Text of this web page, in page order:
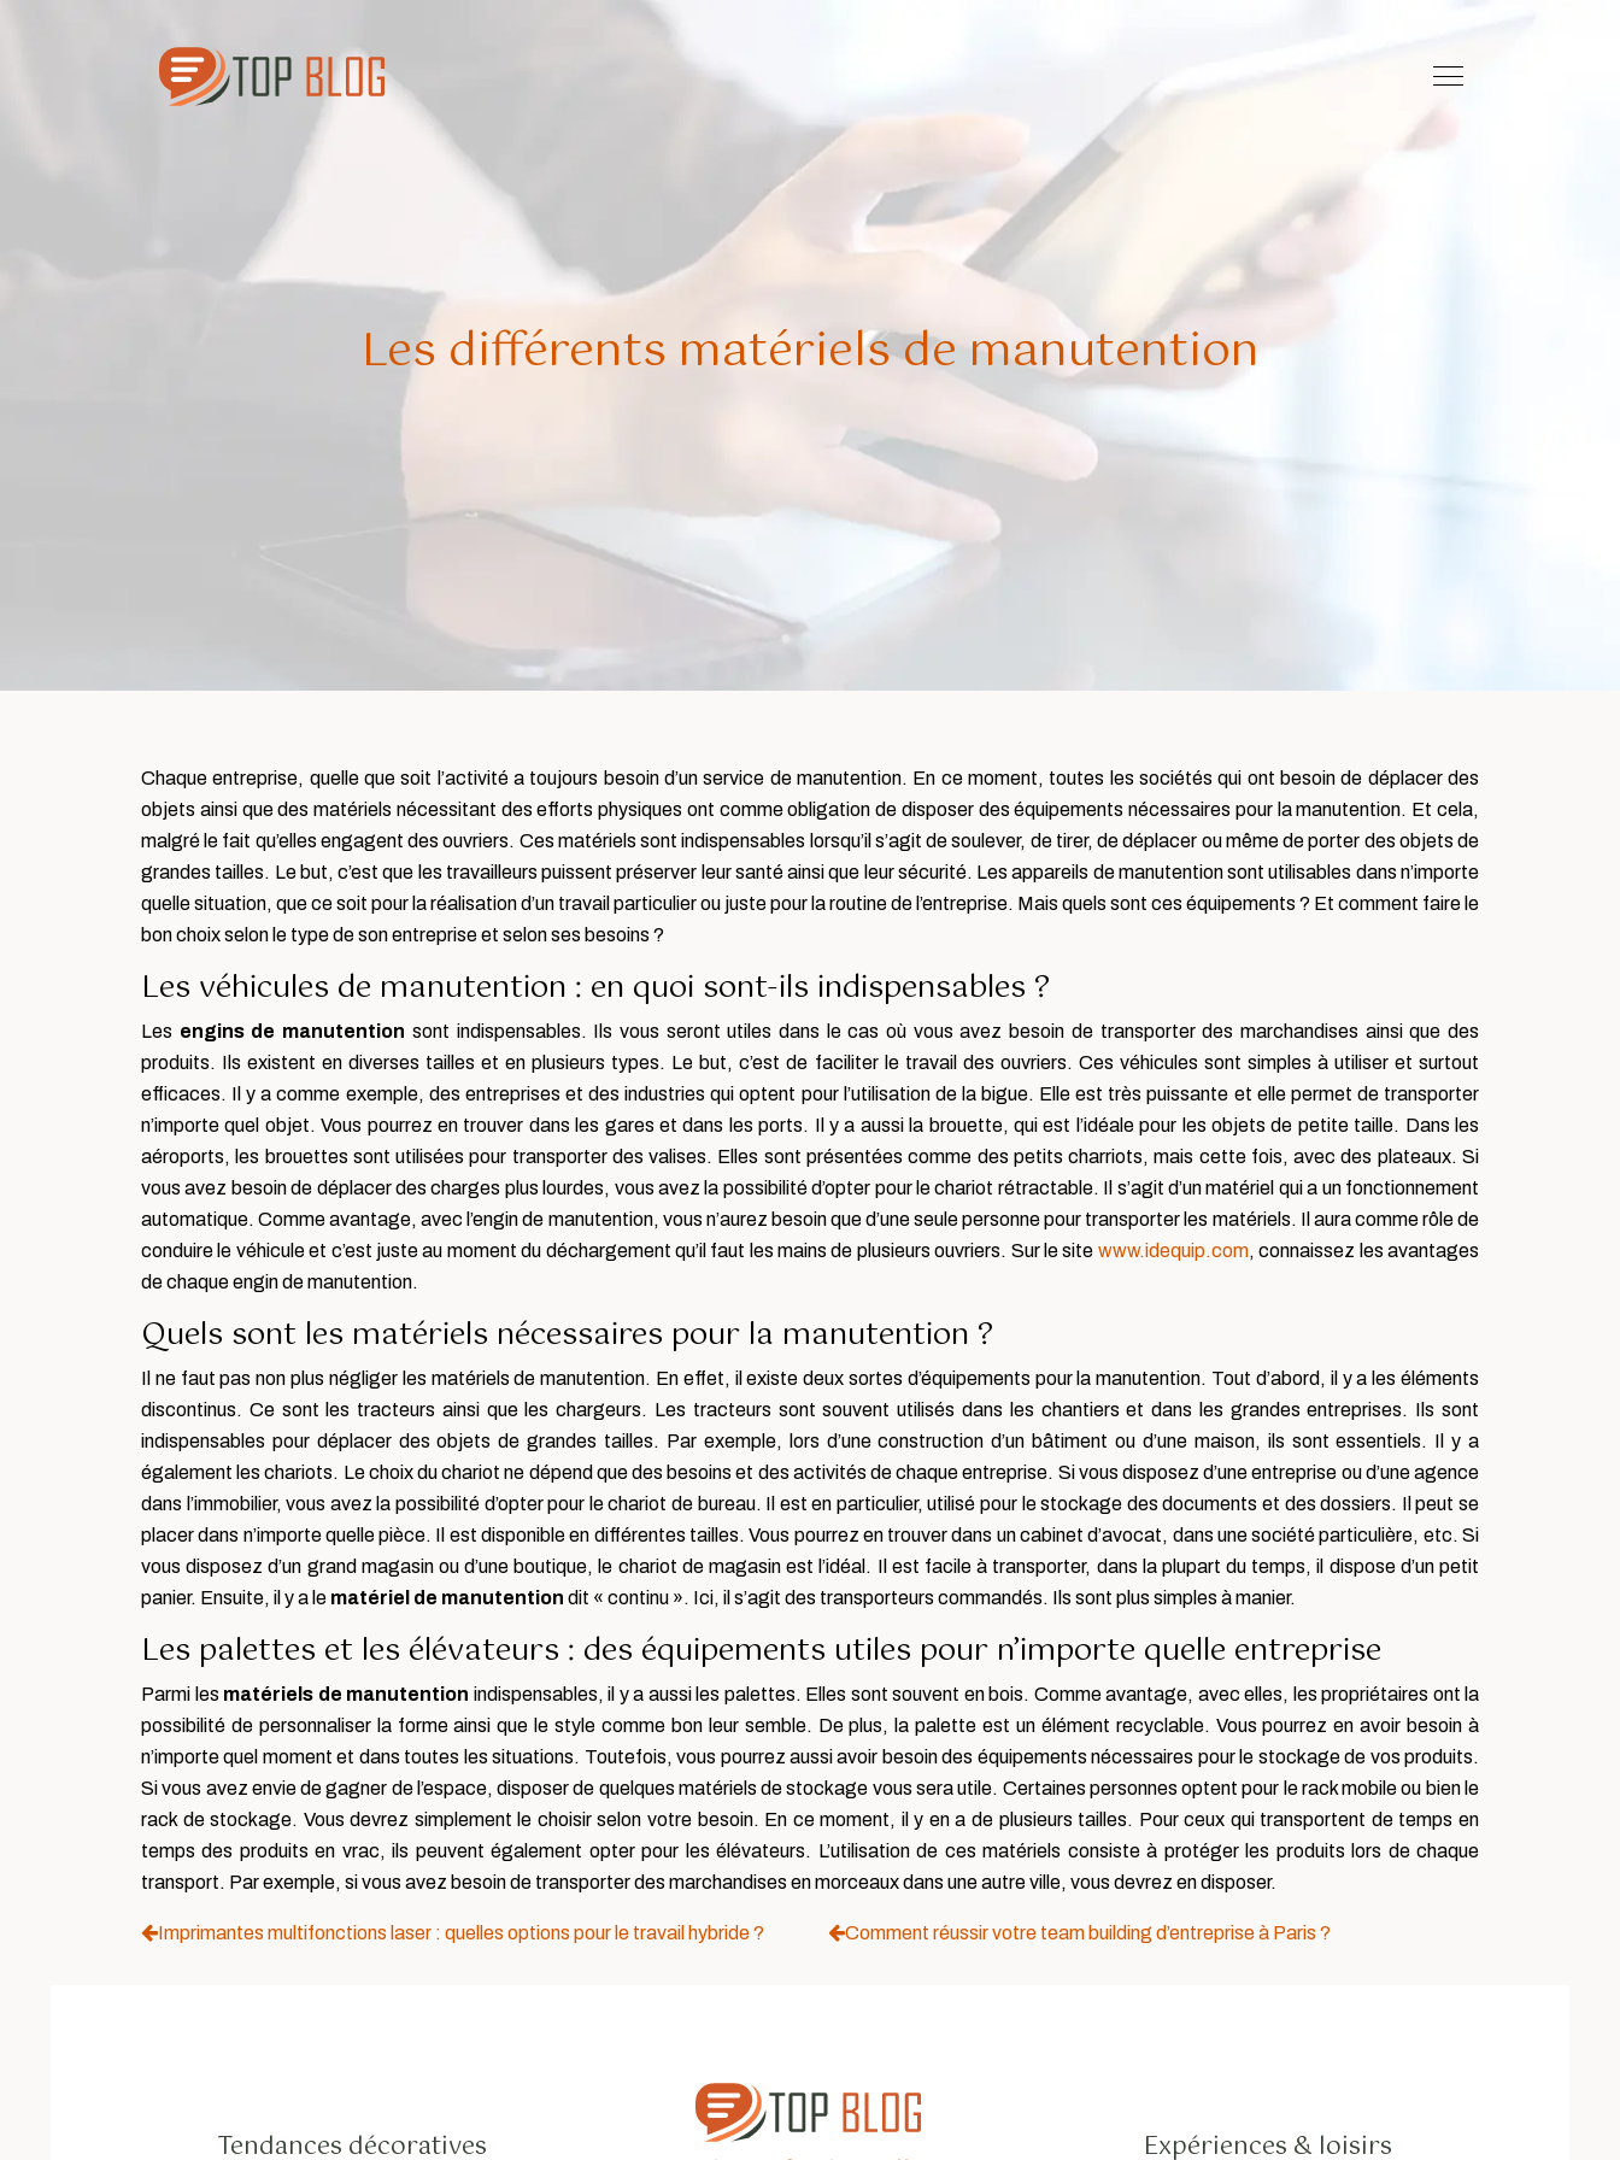
Les différents matériels de manutention
Chaque entreprise, quelle que soit l’activité a toujours besoin d’un service de manutention. En ce moment, toutes les sociétés qui ont besoin de déplacer des
objets ainsi que des matériels nécessitant des efforts physiques ont comme obligation de disposer des équipements nécessaires pour la manutention. Et cela,
malgré le fait qu’elles engagent des ouvriers. Ces matériels sont indispensables lorsqu’il s’agit de soulever, de tirer, de déplacer ou même de porter des objets de
grandes tailles. Le but, c’est que les travailleurs puissent préserver leur santé ainsi que leur sécurité. Les appareils de manutention sont utilisables dans n’importe
quelle situation, que ce soit pour la réalisation d’un travail particulier ou juste pour la routine de l’entreprise. Mais quels sont ces équipements ? Et comment faire le
bon choix selon le type de son entreprise et selon ses besoins ?
Les véhicules de manutention : en quoi sont-ils indispensables ?
Les engins de manutention sont indispensables. Ils vous seront utiles dans le cas où vous avez besoin de transporter des marchandises ainsi que des
produits. Ils existent en diverses tailles et en plusieurs types. Le but, c’est de faciliter le travail des ouvriers. Ces véhicules sont simples à utiliser et surtout
efficaces. Il y a comme exemple, des entreprises et des industries qui optent pour l’utilisation de la bigue. Elle est très puissante et elle permet de transporter
n’importe quel objet. Vous pourrez en trouver dans les gares et dans les ports. Il y a aussi la brouette, qui est l’idéale pour les objets de petite taille. Dans les
aéroports, les brouettes sont utilisées pour transporter des valises. Elles sont présentées comme des petits charriots, mais cette fois, avec des plateaux. Si
vous avez besoin de déplacer des charges plus lourdes, vous avez la possibilité d’opter pour le chariot rétractable. Il s’agit d’un matériel qui a un fonctionnement
automatique. Comme avantage, avec l’engin de manutention, vous n’aurez besoin que d’une seule personne pour transporter les matériels. Il aura comme rôle de
conduire le véhicule et c’est juste au moment du déchargement qu’il faut les mains de plusieurs ouvriers. Sur le site www.idequip.com, connaissez les avantages
de chaque engin de manutention.
Quels sont les matériels nécessaires pour la manutention ?
Il ne faut pas non plus négliger les matériels de manutention. En effet, il existe deux sortes d’équipements pour la manutention. Tout d’abord, il y a les éléments
discontinus. Ce sont les tracteurs ainsi que les chargeurs. Les tracteurs sont souvent utilisés dans les chantiers et dans les grandes entreprises. Ils sont
indispensables pour déplacer des objets de grandes tailles. Par exemple, lors d’une construction d’un bâtiment ou d’une maison, ils sont essentiels. Il y a
également les chariots. Le choix du chariot ne dépend que des besoins et des activités de chaque entreprise. Si vous disposez d’une entreprise ou d’une agence
dans l’immobilier, vous avez la possibilité d’opter pour le chariot de bureau. Il est en particulier, utilisé pour le stockage des documents et des dossiers. Il peut se
placer dans n’importe quelle pièce. Il est disponible en différentes tailles. Vous pourrez en trouver dans un cabinet d’avocat, dans une société particulière, etc. Si
vous disposez d’un grand magasin ou d’une boutique, le chariot de magasin est l’idéal. Il est facile à transporter, dans la plupart du temps, il dispose d’un petit
panier. Ensuite, il y a le matériel de manutention dit « continu ». Ici, il s’agit des transporteurs commandés. Ils sont plus simples à manier.
Les palettes et les élévateurs : des équipements utiles pour n’importe quelle entreprise
Parmi les matériels de manutention indispensables, il y a aussi les palettes. Elles sont souvent en bois. Comme avantage, avec elles, les propriétaires ont la
possibilité de personnaliser la forme ainsi que le style comme bon leur semble. De plus, la palette est un élément recyclable. Vous pourrez en avoir besoin à
n’importe quel moment et dans toutes les situations. Toutefois, vous pourrez aussi avoir besoin des équipements nécessaires pour le stockage de vos produits.
Si vous avez envie de gagner de l’espace, disposer de quelques matériels de stockage vous sera utile. Certaines personnes optent pour le rack mobile ou bien le
rack de stockage. Vous devrez simplement le choisir selon votre besoin. En ce moment, il y en a de plusieurs tailles. Pour ceux qui transportent de temps en
temps des produits en vrac, ils peuvent également opter pour les élévateurs. L’utilisation de ces matériels consiste à protéger les produits lors de chaque
transport. Par exemple, si vous avez besoin de transporter des marchandises en morceaux dans une autre ville, vous devrez en disposer.
Imprimantes multifonctions laser : quelles options pour le travail hybride ? Comment réussir votre team building d’entreprise à Paris ?
Tendances décoratives Expériences & loisirs